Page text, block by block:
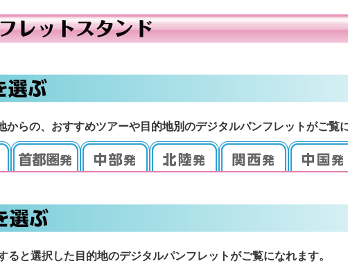
からの、おすすめツアーや目的地別のデジタルパンフレットがご覧
ると選択した目的地のデジタルパンフレットがご覧になれます。